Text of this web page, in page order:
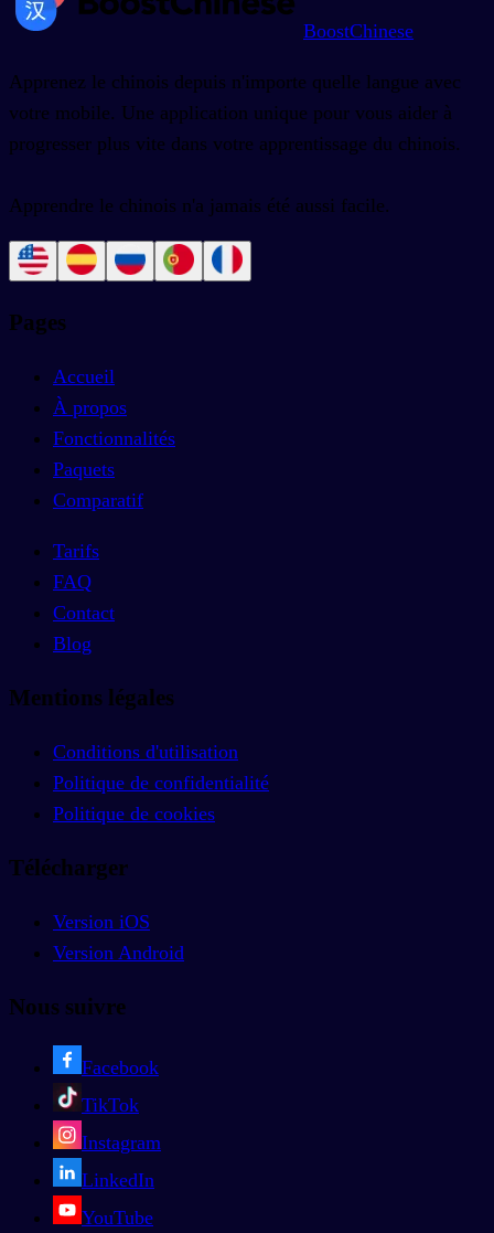
BoostChinese
Apprenez le chinois depuis n'importe quelle langue avec
votre mobile. Une application unique pour vous aider à
progresser plus vite dans votre apprentissage du chinois.
Apprendre le chinois n'a jamais été aussi facile.
Pages
Accueil
À propos
Fonctionnalités
Paquets
Comparatif
Tarifs
FAQ
Contact
Blog
Mentions légales
Conditions d'utilisation
Politique de confidentialité
Politique de cookies
Télécharger
Version iOS
Version Android
Nous suivre
Facebook
TikTok
Instagram
LinkedIn
YouTube